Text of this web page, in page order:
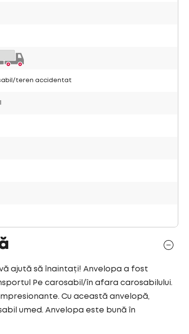
teren accidentat
ajută să înaintați! Anvelopa a fost
Pe carosabil/în afara carosabilului.
Cu această anvelopă,
umed. Anvelopa este bună în